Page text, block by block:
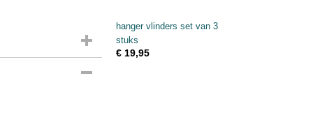
hanger vlinders set van 3
stuks
€ 19,95